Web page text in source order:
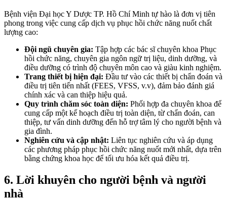
Bệnh viện Đại học Y Dược TP. Hồ Chí Minh tự hào là đơn vị tiên
phong trong việc cung cấp dịch vụ phục hồi chức năng nuốt chất
lượng cao:
Đội ngũ chuyên gia: Tập hợp các bác sĩ chuyên khoa Phục
hồi chức năng, chuyên gia ngôn ngữ trị liệu, dinh dưỡng, và
điều dưỡng có trình độ chuyên môn cao và giàu kinh nghiệm.
Trang thiết bị hiện đại: Đầu tư vào các thiết bị chẩn đoán và
điều trị tiên tiến nhất (FEES, VFSS, v.v), đảm bảo đánh giá
chính xác và can thiệp hiệu quả.
Quy trình chăm sóc toàn diện: Phối hợp đa chuyên khoa để
cung cấp một kế hoạch điều trị toàn diện, từ chẩn đoán, can
thiệp, tư vấn dinh dưỡng đến hỗ trợ tâm lý cho người bệnh và
gia đình.
Nghiên cứu và cập nhật: Liên tục nghiên cứu và áp dụng
các phương pháp phục hồi chức năng nuốt mới nhất, dựa trên
bằng chứng khoa học để tối ưu hóa kết quả điều trị.
6. Lời khuyên cho người bệnh và người
nhà